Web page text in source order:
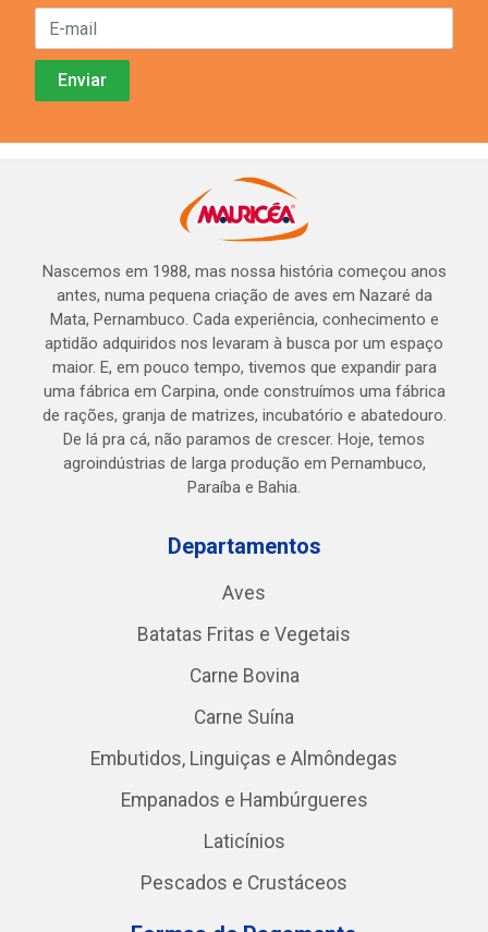
Nascemos em 1988, mas nossa história começou anos
antes, numa pequena criação de aves em Nazaré da
Mata, Pernambuco. Cada experiência, conhecimento e
aptidão adquiridos nos levaram à busca por um espaço
maior. E, em pouco tempo, tivemos que expandir para
uma fábrica em Carpina, onde construímos uma fábrica
de rações, granja de matrizes, incubatório e abatedouro.
De lá pra cá, não paramos de crescer. Hoje, temos
agroindústrias de larga produção em Pernambuco,
Paraíba e Bahia.
Departamentos
Aves
Batatas Fritas e Vegetais
Carne Bovina
Carne Suína
Embutidos, Linguiças e Almôndegas
Empanados e Hambúrgueres
Laticínios
Pescados e Crustáceos